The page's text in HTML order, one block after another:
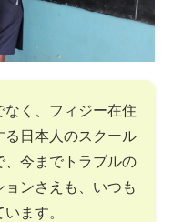
く、フィジー在住
る日本人のスクール
、今までトラブルの
ンさえも、いつも
ます。